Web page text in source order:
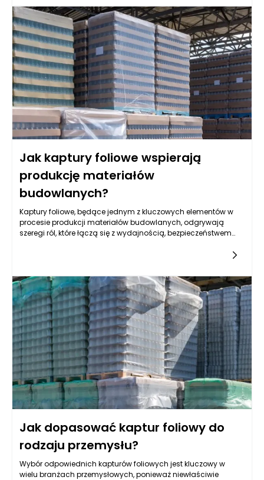
foliowe pełnią istotną rolę. Dzięki nim meble są skuteczniej
chronione przed kurzem, zarysowaniami, wilgocią oraz innymi
zagrożeniami. Foliowe osłony mają szeroki zakres
zastosowań, od transportu po przechowywanie, co sprawia, że
są nieoceniane w codziennej działalności producentów mebli.
Jak kaptury foliowe wspierają
produkcję materiałów
budowlanych?
Kaptury foliowe, będące jednym z kluczowych elementów w
procesie produkcji materiałów budowlanych, odgrywają
szeregi ról, które łączą się z wydajnością, bezpieczeństwem
jak technologia się rozwija, coraz większą uwagę zwraca się
kaptury foliowe stają się nieodłącznym narzędziem w
nowoczesnych zakładach budowlanych. Ich zastosowanie
nie tylko wpływa na ochronę surowców, ale także na
organizację pracy i oszczędności, co czyni je niezwykle
przydatnym rozwiązaniem w tej branży.
Jak dopasować kaptur foliowy do
rodzaju przemysłu?
Wybór odpowiednich kapturów foliowych jest kluczowy w
wielu branżach przemysłowych, ponieważ niewłaściwie